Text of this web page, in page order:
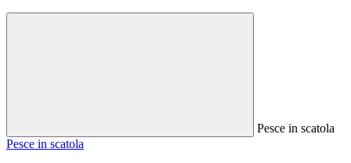
Pesce in scatola
Pesce in scatola